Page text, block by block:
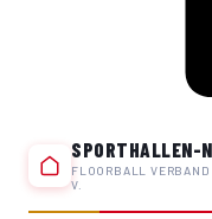
SPORTHALLEN-
FLOORBALL
V.